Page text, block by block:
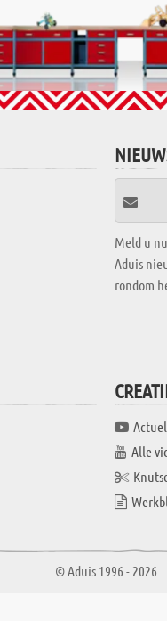
Meld u
Aduis
rondom
Alle
© Aduis 1996 - 2026